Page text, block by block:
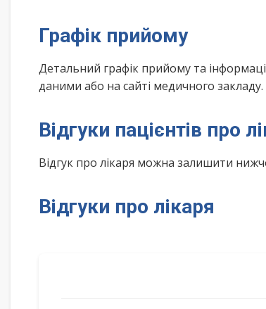
Графік прийому
Детальний графік прийому та
даними або на сайті медичного закладу.
Відгуки пацієнтів про
Відгук про лікаря можна залишити
Відгуки про лікаря